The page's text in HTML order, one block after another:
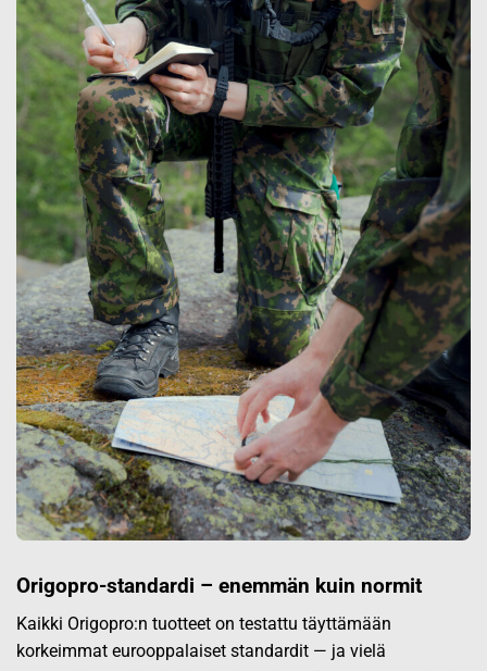
Origopro-standardi – enemmän kuin normit
Kaikki Origopro:n tuotteet on testattu täyttämään
korkeimmat eurooppalaiset standardit — ja vielä